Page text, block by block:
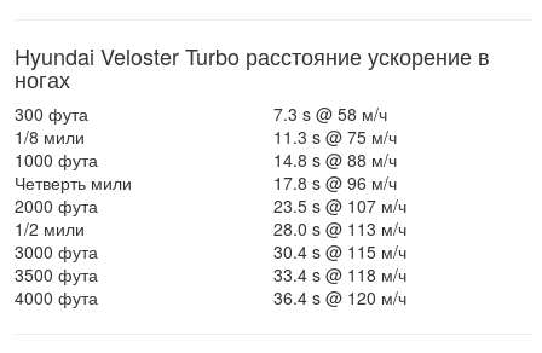
Hyundai Veloster Turbo расстояние ускорение в
ногах
300 фута
7.3 s @ 58 м/ч
1/8 мили
11.3 s @ 75 м/ч
1000 фута
14.8 s @ 88 м/ч
Четверть мили
17.8 s @ 96 м/ч
2000 фута
23.5 s @ 107 м/ч
1/2 мили
28.0 s @ 113 м/ч
3000 фута
30.4 s @ 115 м/ч
3500 фута
33.4 s @ 118 м/ч
4000 фута
36.4 s @ 120 м/ч